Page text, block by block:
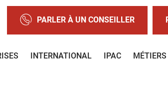
PARLER À UN CONSEILLER
INTERNATIONAL IPAC MÉTIERS